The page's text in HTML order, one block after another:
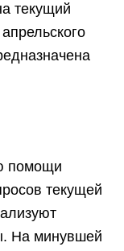
текущий
помощи
текущей
На минувшей